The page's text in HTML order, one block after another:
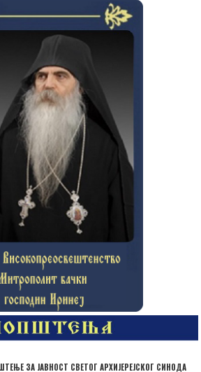
ЗА ЈАВНОСТ СВЕТОГ АРХИЈЕРЕЈСКОГ СИНОДА